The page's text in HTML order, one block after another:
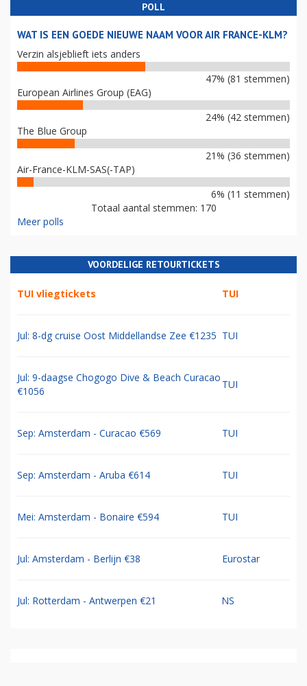
POLL
WAT IS EEN GOEDE NIEUWE NAAM VOOR AIR FRANCE-KLM?
Verzin alsjeblieft iets anders
47% (81 stemmen)
European Airlines Group (EAG)
24% (42 stemmen)
The Blue Group
21% (36 stemmen)
Air-France-KLM-SAS(-TAP)
6% (11 stemmen)
Totaal aantal stemmen: 170
Meer polls
VOORDELIGE RETOURTICKETS
TUI vliegtickets TUI
Jul: 8-dg cruise Oost Middellandse Zee €1235 TUI
Jul: 9-daagse Chogogo Dive & Beach Curacao
€1056
TUI
Sep: Amsterdam - Curacao €569 TUI
Sep: Amsterdam - Aruba €614 TUI
Mei: Amsterdam - Bonaire €594 TUI
Jul: Amsterdam - Berlijn €38 Eurostar
Jul: Rotterdam - Antwerpen €21 NS